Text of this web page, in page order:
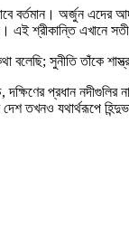
বর্তমান। অর্জুন এদের
এই শ্রীকান্তি এখানে সতী
সুনীতি তাঁকে শাস্ত্র
প্রধান নদীগুলির
তখনও যথার্থরূপে